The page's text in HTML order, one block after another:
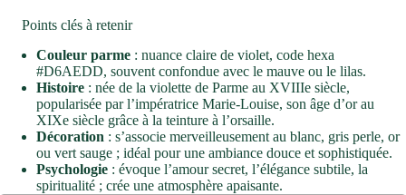
Points clés à retenir
Couleur parme : nuance claire de violet, code hexa
#D6AEDD, souvent confondue avec le mauve ou le lilas.
Histoire : née de la violette de Parme au XVIIIe siècle,
popularisée par l’impératrice Marie-Louise, son âge d’or au
XIXe siècle grâce à la teinture à l’orsaille.
Décoration : s’associe merveilleusement au blanc, gris perle, or
ou vert sauge ; idéal pour une ambiance douce et sophistiquée.
Psychologie : évoque l’amour secret, l’élégance subtile, la
spiritualité ; crée une atmosphère apaisante.